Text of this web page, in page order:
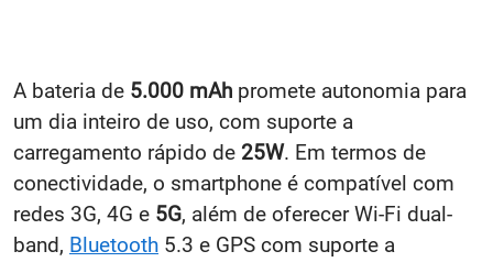
A bateria de 5.000 mAh promete autonomia para
um dia inteiro de uso, com suporte a
carregamento rápido de 25W. Em termos de
conectividade, o smartphone é compatível com
redes 3G, 4G e 5G, além de oferecer Wi-Fi dual-
band, Bluetooth 5.3 e GPS com suporte a